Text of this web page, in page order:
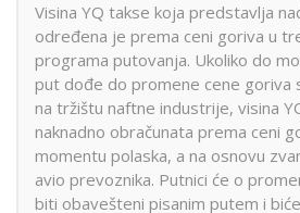
Visina YQ takse koja predstavlja
određena je prema ceni goriva u
programa putovanja. Ukoliko do
put dođe do promene cene goriva
na tržištu naftne industrije, visina
naknadno obračunata prema ceni
momentu polaska, a na osnovu
avio prevoznika. Putnici će o
biti obavešteni pisanim putem i